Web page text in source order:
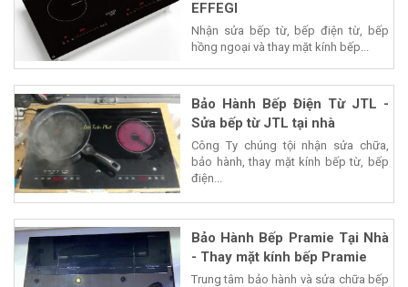
EFFEGI
Nhận sửa bếp từ, bếp điện từ, bếp
hồng ngoại và thay mặt kính bếp...
Bảo Hành Bếp Điện Từ JTL -
Sửa bếp từ JTL tại nhà
Công Ty chúng tội nhận sửa chữa,
bảo hành, thay mặt kính bếp từ, bếp
điện...
Bảo Hành Bếp Pramie Tại Nhà
- Thay mặt kính bếp Pramie
Trung tâm bảo hành và sửa chữa bếp